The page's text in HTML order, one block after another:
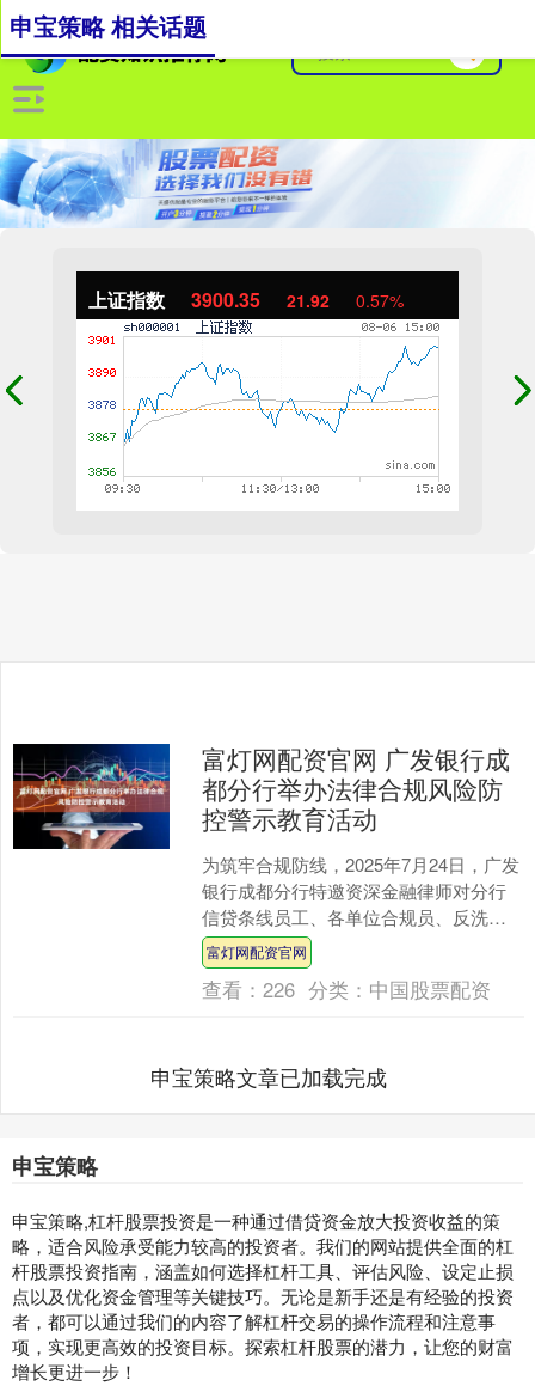
上证指数 3900.35 21.92 0.57%
申宝策略 相关话题
富灯网配资官网 广发银行成
都分行举办法律合规风险防
控警示教育活动
为筑牢合规防线，2025年7月24日，广发
银行成都分行特邀资深金融律师对分行
信贷条线员工、各单位合规员、反洗钱
合规员授课，聚焦信贷民事风险、反洗
钱新规及信贷刑事....
富灯网配资官网
查看：226 分类： 中国股票配资
申宝策略文章已加载完成
申宝策略
申宝策略,杠杆股票投资是一种通过借贷资金放大投资收益的策
略，适合风险承受能力较高的投资者。我们的网站提供全面的杠
杆股票投资指南，涵盖如何选择杠杆工具、评估风险、设定止损
点以及优化资金管理等关键技巧。无论是新手还是有经验的投资
者，都可以通过我们的内容了解杠杆交易的操作流程和注意事
项，实现更高效的投资目标。探索杠杆股票的潜力，让您的财富
增长更进一步！